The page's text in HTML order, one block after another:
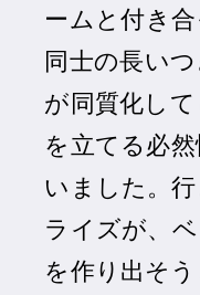
ームと付き
同士の長い
が同質化し
を立てる必
いました。
ライズが、
を作り出そ